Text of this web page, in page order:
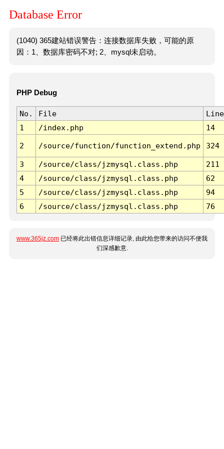
Database Error
(1040) 365建站错误警告：连接数据库失败，可能的原
因：1、数据库密码不对; 2、mysql未启动。
PHP Debug
No. File
Line
1
/index.php 14
2 /source/function/function_extend.php 324
3 /source/class/jzmysql.class.php
211
4
/source/class/jzmysql.class.php
62
5
/source/class/jzmysql.class.php
94
6
/source/class/jzmysql.class.php 76
www.365jz.com 已经将此出错信息详细记录, 由此给您带来的访问不便我
们深感歉意.